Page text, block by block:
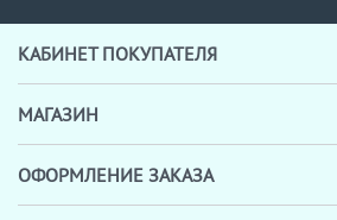
КАБИНЕТ ПОКУПАТЕЛЯ
МАГАЗИН
ОФОРМЛЕНИЕ ЗАКАЗА